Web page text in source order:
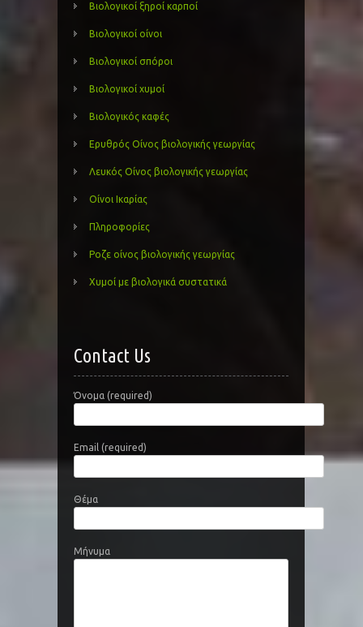
Βιολογικοί ξηροί καρποί
Βιολογικοί οίνοι
Βιολογικοί σπόροι
Βιολογικοί χυμοί
Βιολογικός καφές
Ερυθρός Οίνος βιολογικής γεωργίας
Λευκός Οίνος βιολογικής γεωργίας
Οίνοι Ικαρίας
Πληροφορίες
Ροζε οίνος βιολογικής γεωργίας
Χυμοί με βιολογικά συστατικά
Contact Us
Όνομα (required)
Email (required)
Θέμα
Μήνυμα